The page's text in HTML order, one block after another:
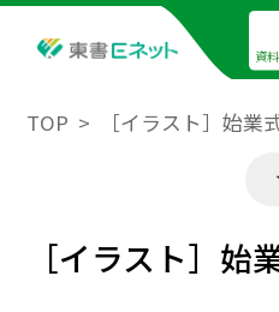
資
TOP ［イラスト］始業
［イラスト］始